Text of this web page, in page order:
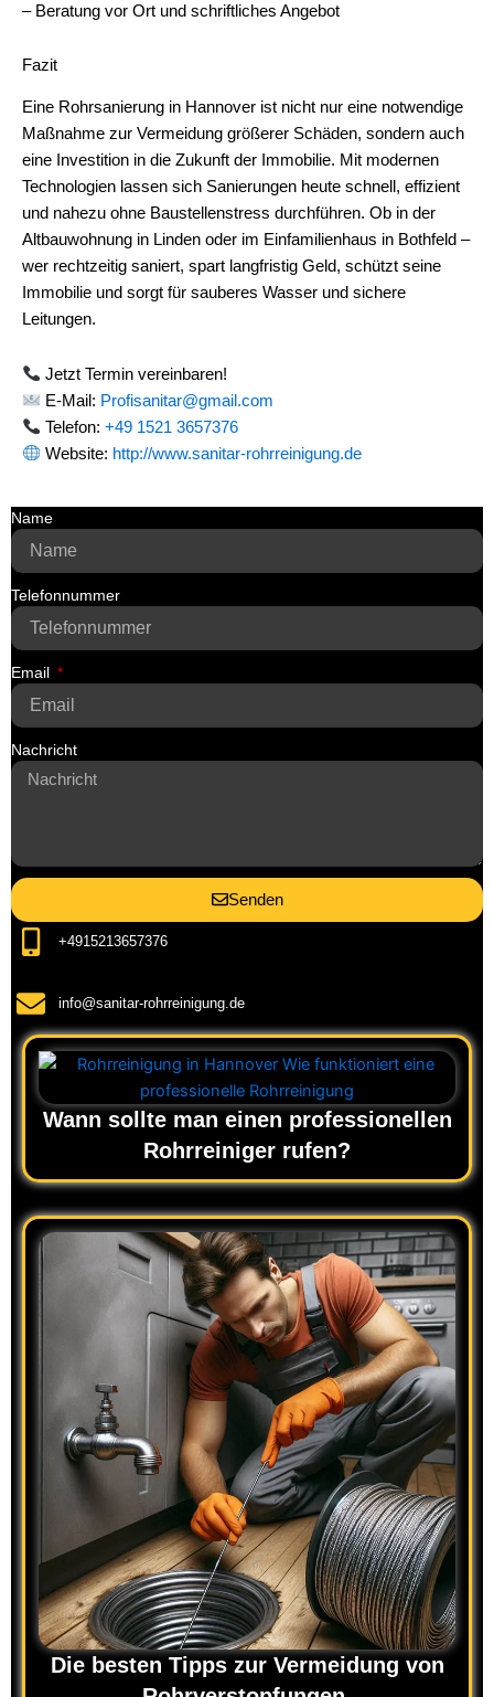
– Beratung vor Ort und schriftliches Angebot
Fazit
Eine Rohrsanierung in Hannover ist nicht nur eine notwendige
Maßnahme zur Vermeidung größerer Schäden, sondern auch
eine Investition in die Zukunft der Immobilie. Mit modernen
Technologien lassen sich Sanierungen heute schnell, effizient
und nahezu ohne Baustellenstress durchführen. Ob in der
Altbauwohnung in Linden oder im Einfamilienhaus in Bothfeld –
wer rechtzeitig saniert, spart langfristig Geld, schützt seine
Immobilie und sorgt für sauberes Wasser und sichere
Leitungen.
Jetzt Termin vereinbaren!
E-Mail: Profisanitar@gmail.com
Telefon: +49 1521 3657376
Website: http://www.sanitar-rohrreinigung.de
Name
Telefonnummer
Email
Nachricht
Senden
+4915213657376
info@sanitar-rohrreinigung.de
Wann sollte man einen professionellen
Rohrreiniger rufen?
Die besten Tipps zur Vermeidung von